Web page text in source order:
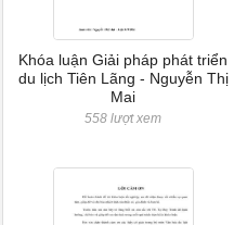
Khóa luận Giải pháp phát triển
du lịch Tiên Lãng - Nguyễn Thị
Mai
558 lượt xem